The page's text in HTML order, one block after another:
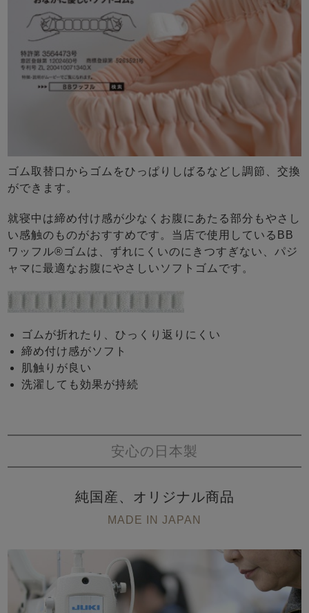
ゴム取替口からゴムをひっぱりしばるなどし調節、交換
ができます。
就寝中は締め付け感が少なくお腹にあたる部分もやさし
い感触のものがおすすめです。当店で使用しているBB
ワッフル®ゴムは、ずれにくいのにきつすぎない、パジ
ャマに最適なお腹にやさしいソフトゴムです。
ゴムが折れたり、ひっくり返りにくい
締め付け感がソフト
肌触りが良い
洗濯しても効果が持続
安心の日本製
純国産、オリジナル商品
MADE IN JAPAN